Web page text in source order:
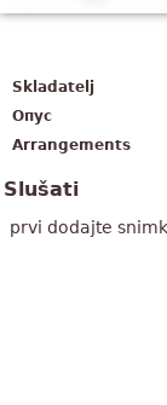
Skladatelj
Опус
Arrangements
Slušati
prvi dodajte